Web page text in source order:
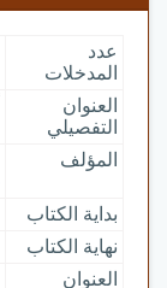
عدد
المدخلات
العنوان
التفصيلي
المؤلف
بداية الكتاب
نهاية الكتاب
العنوان